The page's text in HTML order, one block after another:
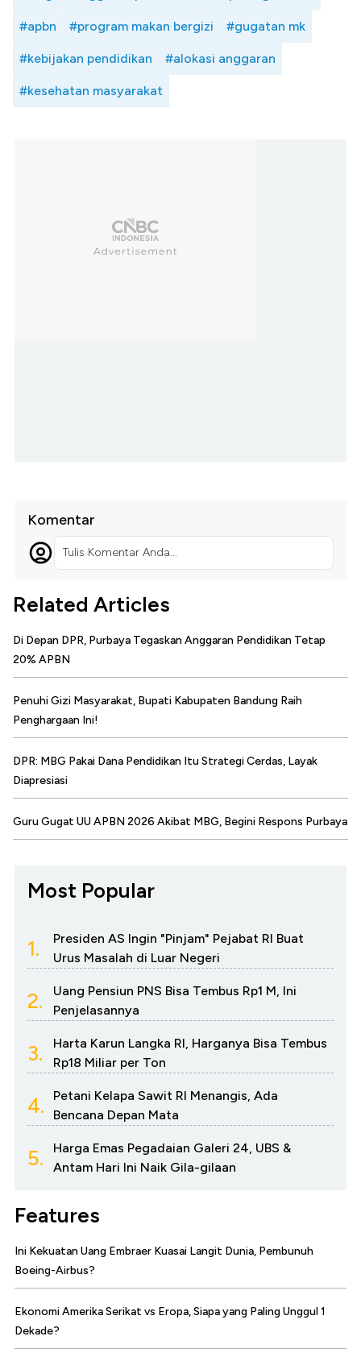
#apbn #program makan bergizi #gugatan mk
#kebijakan pendidikan #alokasi anggaran
#kesehatan masyarakat
Komentar
Tulis Komentar Anda...
Related Articles
Di Depan DPR, Purbaya Tegaskan Anggaran Pendidikan Tetap
20% APBN
Penuhi Gizi Masyarakat, Bupati Kabupaten Bandung Raih
Penghargaan Ini!
DPR: MBG Pakai Dana Pendidikan Itu Strategi Cerdas, Layak
Diapresiasi
Guru Gugat UU APBN 2026 Akibat MBG, Begini Respons Purbaya
Most Popular
1.
Presiden AS Ingin "Pinjam" Pejabat RI Buat
Urus Masalah di Luar Negeri
2.
Uang Pensiun PNS Bisa Tembus Rp1 M, Ini
Penjelasannya
3.
Harta Karun Langka RI, Harganya Bisa Tembus
Rp18 Miliar per Ton
4.
Petani Kelapa Sawit RI Menangis, Ada
Bencana Depan Mata
5.
Harga Emas Pegadaian Galeri 24, UBS &
Antam Hari Ini Naik Gila-gilaan
Features
Ini Kekuatan Uang Embraer Kuasai Langit Dunia, Pembunuh
Boeing-Airbus?
Ekonomi Amerika Serikat vs Eropa, Siapa yang Paling Unggul 1
Dekade?